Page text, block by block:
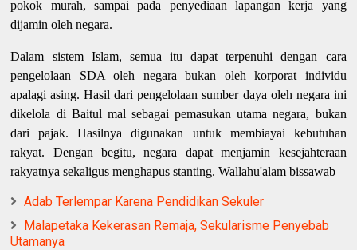
pokok murah, sampai pada penyediaan lapangan kerja yang
dijamin oleh negara.
Dalam sistem Islam, semua itu dapat terpenuhi dengan cara
pengelolaan SDA oleh negara bukan oleh korporat individu
apalagi asing. Hasil dari pengelolaan sumber daya oleh negara ini
dikelola di Baitul mal sebagai pemasukan utama negara, bukan
dari pajak. Hasilnya digunakan untuk membiayai kebutuhan
rakyat. Dengan begitu, negara dapat menjamin kesejahteraan
rakyatnya sekaligus menghapus stanting. Wallahu'alam bissawab
Adab Terlempar Karena Pendidikan Sekuler
Malapetaka Kekerasan Remaja, Sekularisme Penyebab
Utamanya